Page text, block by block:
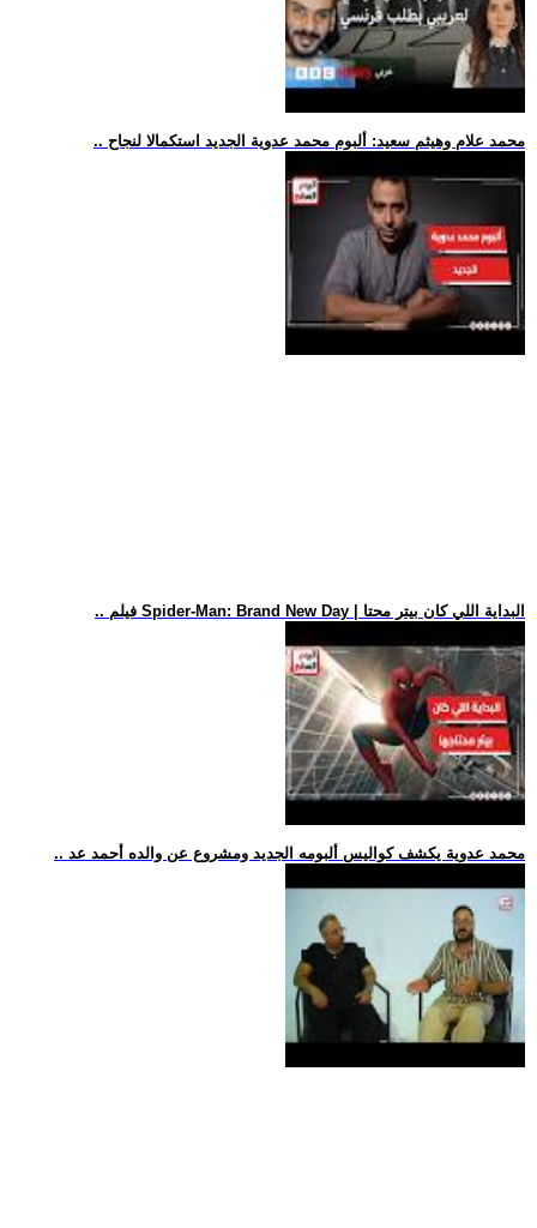
.. محمد علام وهيثم سعيد: ألبوم محمد عدوية الجديد استكمالا لنجاح
.. فيلم Spider-Man: Brand New Day | البداية اللي كان بيتر محتا
.. محمد عدوية يكشف كواليس ألبومه الجديد ومشروع عن والده أحمد عد